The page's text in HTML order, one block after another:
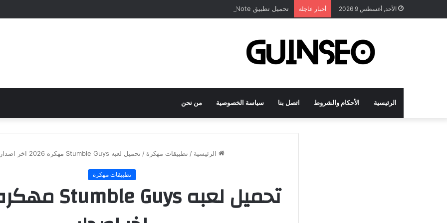
الأحد, أغسطس 9 2026 أخبار عاجلة تحميل تطبيق DrawNote مهكر 2026 النسخة المدفوعة للأندرويد مجاناً
الرئيسية الأحكام والشروط اتصل بنا سياسة الخصوصية من نحن
الرئيسية / تطبيقات مهكرة / تحميل لعبه Stumble Guys مهكره 2026 اخر اصدار
تطبيقات مهكرة